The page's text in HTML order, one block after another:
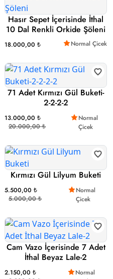
Hasır Sepet İçerisinde İthal
10 Dal Renkli Orkide Şöleni
18.000,00 ₺ Normal Çicek
71 Adet Kırmızı Gül Buketi-
2-2-2-2
13.000,00 ₺
20.000,00 ₺
Normal
Çicek
Kırmızı Gül Lilyum Buketi
5.500,00 ₺
5.000,00 ₺
Normal
Çicek
Cam Vazo İçerisinde 7 Adet
İthal Beyaz Lale-2
2.150,00 ₺
Normal